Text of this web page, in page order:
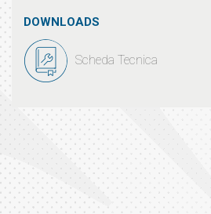
DOWNLOADS
Scheda Tecnica